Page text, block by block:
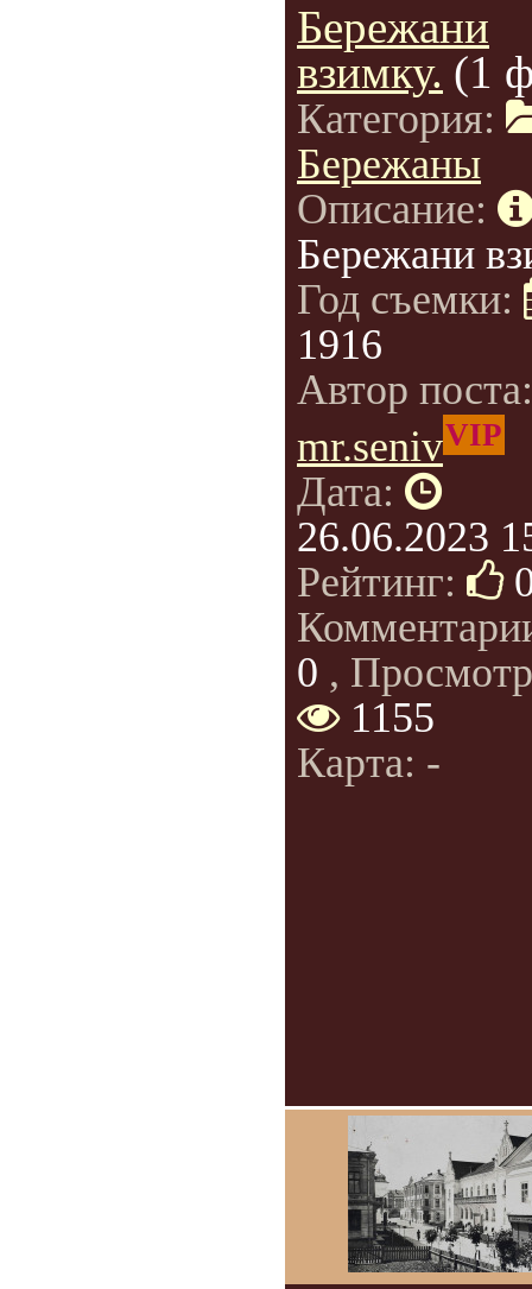
Бережани
взимку. (1
Категория:
Бережаны
Описание:
Бережани
Год съемки:
1916
Автор
mr.senivVIP
Дата:
26.06.2023
Рейтинг:
0 ,
1155
Карта: -